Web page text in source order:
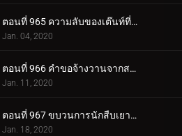
ตอนที่ 965 ความลับของเต๊นท์ที่ถูกเผาไหม้ (ตอนจบ)
Jan. 04, 2020
ตอนที่ 966 คำขอจ้างวานจากสารวัตรเมงุเระ
Jan. 11, 2020
ตอนที่ 967 ขบวนการนักสืบเยาวชนเป็นแบบวาดรูป
Jan. 18, 2020